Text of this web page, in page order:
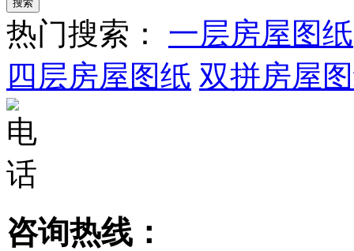
热门搜索： 一层房屋图纸
四层房屋图纸 双拼房屋
咨询热线：